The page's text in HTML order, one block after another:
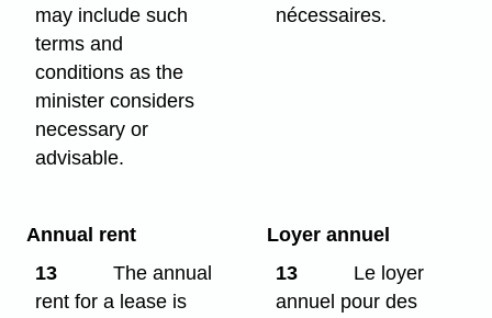
may include such
terms and
conditions as the
minister considers
necessary or
advisable.
nécessaires.
Annual rent
13
The annual
rent for a lease is
Loyer annuel
13
Le loyer
annuel pour des